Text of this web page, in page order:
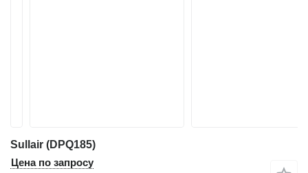
Sullair (DPQ185)
Цена по запросу